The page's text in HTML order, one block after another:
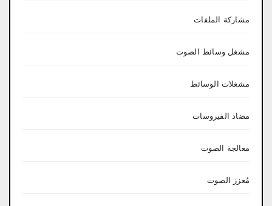
مشاركة الملفات
مشغل وسائط الصوت
مشغلات الوسائط
مضاد الفيروسات
معالجة الصوت
مُعزز الصوت